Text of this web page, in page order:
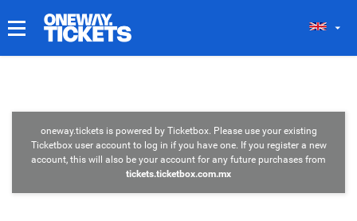
ΤΑ ΕΙΣΙΤΉΡΙΆ ΜΟΥ
oneway.tickets is powered by Ticketbox. Please use your existing
Ticketbox user account to log in if you have one. If you register a new
account, this will also be your account for any future purchases from
tickets.ticketbox.com.mx